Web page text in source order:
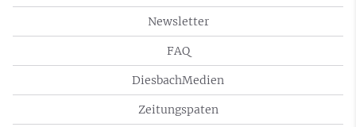
Newsletter
FAQ
DiesbachMedien
Zeitungspaten